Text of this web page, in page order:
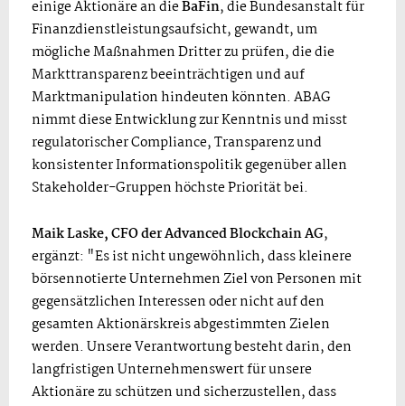
einige Aktionäre an dieBaFin, die Bundesanstalt für
Finanzdienstleistungsaufsicht, gewandt, um
mögliche Maßnahmen Dritter zu prüfen, die die
Markttransparenz beeinträchtigen und auf
Marktmanipulation hindeuten könnten. ABAG
nimmt diese Entwicklung zur Kenntnis und misst
regulatorischer Compliance, Transparenz und
konsistenter Informationspolitik gegenüber allen
Stakeholder-Gruppen höchste Priorität bei.
Maik Laske, CFO der Advanced Blockchain AG,
ergänzt: "Es ist nicht ungewöhnlich, dass kleinere
börsennotierte Unternehmen Ziel von Personen mit
gegensätzlichen Interessen oder nicht auf den
gesamten Aktionärskreis abgestimmten Zielen
werden. Unsere Verantwortung besteht darin, den
langfristigen Unternehmenswert für unsere
Aktionäre zu schützen und sicherzustellen, dass